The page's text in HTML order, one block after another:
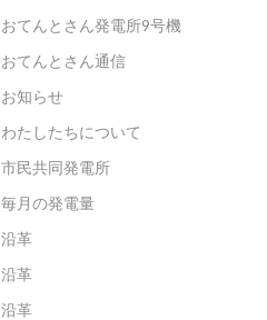
おてんとさん発電所9号機
おてんとさん通信
お知らせ
わたしたちについて
市民共同発電所
毎月の発電量
沿革
沿革
沿革